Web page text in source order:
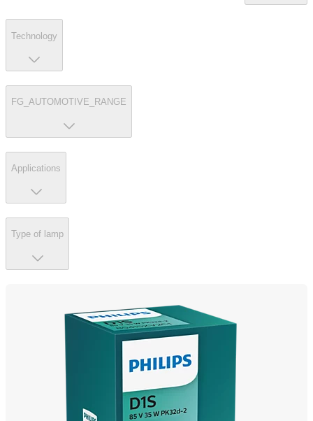
Technology
FG_AUTOMOTIVE_RANGE
Applications
Type of lamp